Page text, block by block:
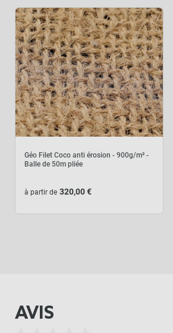
Géo Filet Coco anti érosion - 900g/m² -
Balle de 50m pliée
à partir de 320,00 €
AVIS